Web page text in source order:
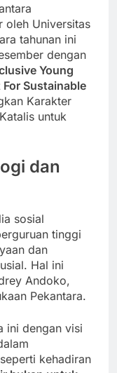
oleh Universitas
tahunan ini
dengan
Young
Sustainable
Karakter
untuk
dan
sosial
tinggi
dan
Hal ini
Andoko,
Pekantara.
ini dengan visi
kehadiran